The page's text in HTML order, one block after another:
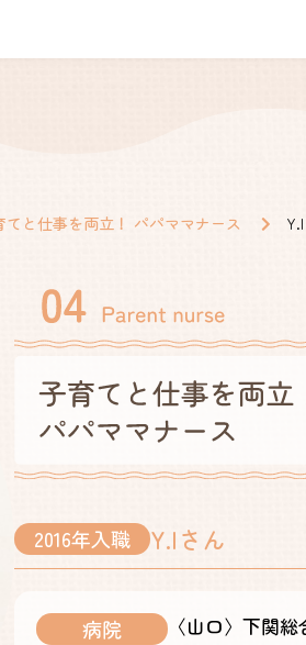
てと仕事を両立！ パパママナース
2016年入職 Y.Iさん
病院 〈山口〉下関